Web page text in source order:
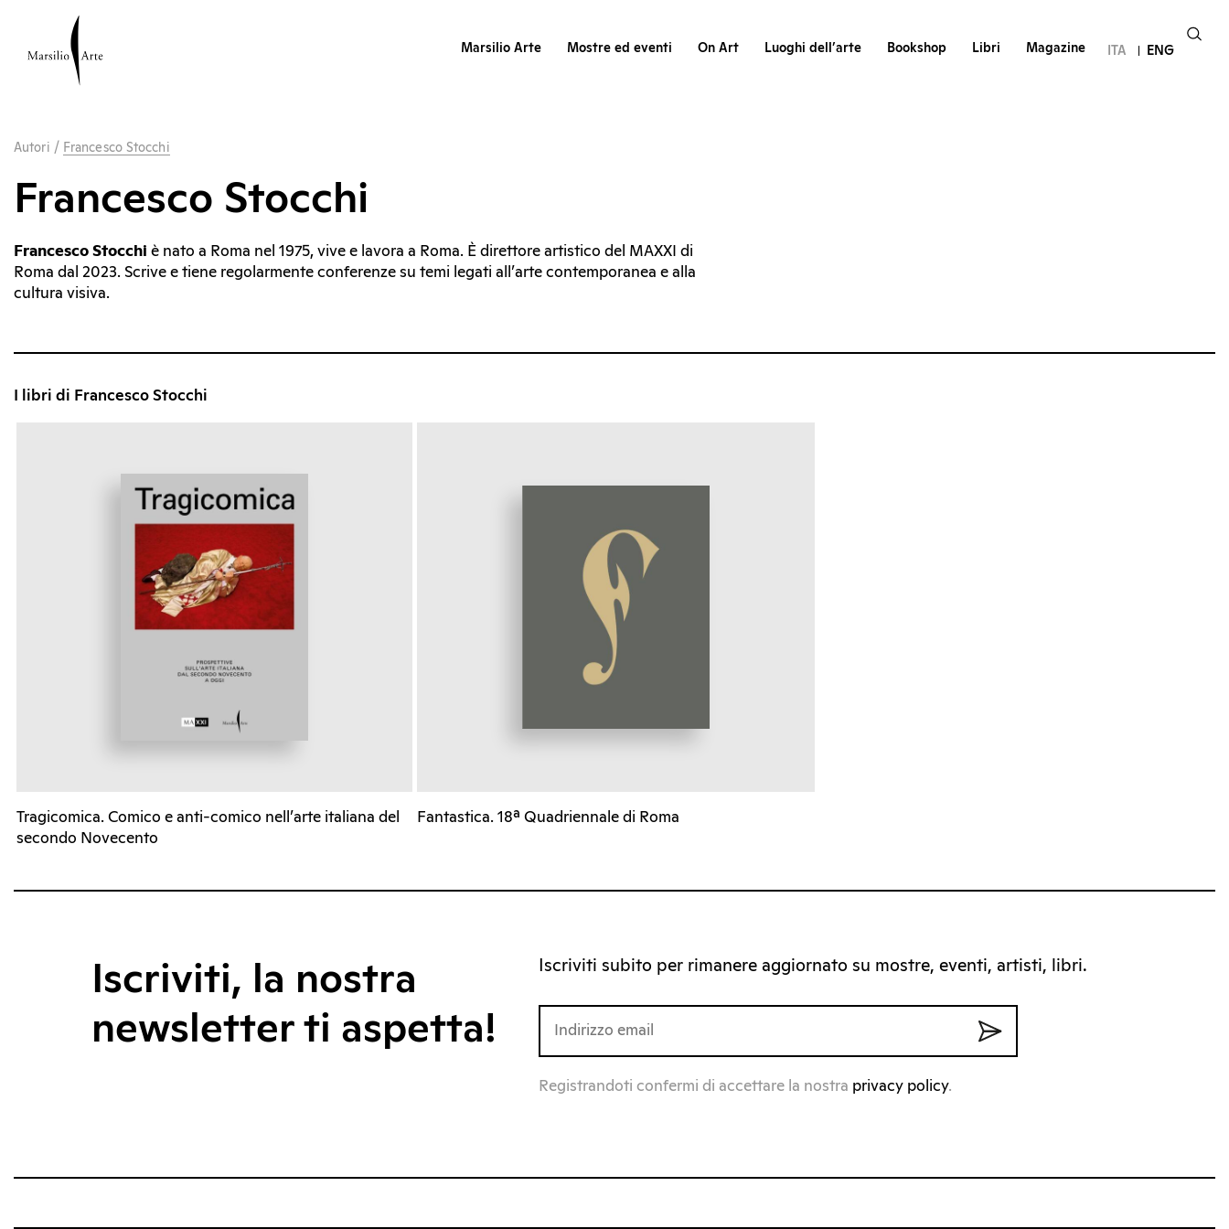
Marsilio Arte Mostre ed eventi On Art Luoghi dell’arte Bookshop Libri Magazine ITA ENG
Autori / Francesco Stocchi
Francesco Stocchi
Francesco Stocchi è nato a Roma nel 1975, vive e lavora a Roma. È direttore artistico del MAXXI di
Roma dal 2023. Scrive e tiene regolarmente conferenze su temi legati all’arte contemporanea e alla
cultura visiva.
I libri di Francesco Stocchi
Tragicomica. Comico e anti-comico nell’arte italiana del
secondo Novecento
Fantastica. 18ª Quadriennale di Roma
Iscriviti, la nostra
newsletter ti aspetta!
Iscriviti subito per rimanere aggiornato su mostre, eventi, artisti, libri.
Registrandoti confermi di accettare la nostra privacy policy.